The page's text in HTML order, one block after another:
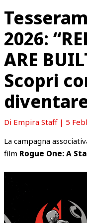
2026:
ARE
Scopri
Di Empira Staff | 5
La campagna
film Rogue One: A